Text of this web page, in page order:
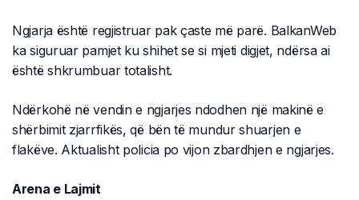
Ngjarja është regjistruar pak çaste më parë. BalkanWeb
ka siguruar pamjet ku shihet se si mjeti digjet, ndërsa ai
është shkrumbuar totalisht.
Ndërkohë në vendin e ngjarjes ndodhen një makinë e
shërbimit zjarrfikës, që bën të mundur shuarjen e
flakëve. Aktualisht policia po vijon zbardhjen e ngjarjes.
Arena e Lajmit